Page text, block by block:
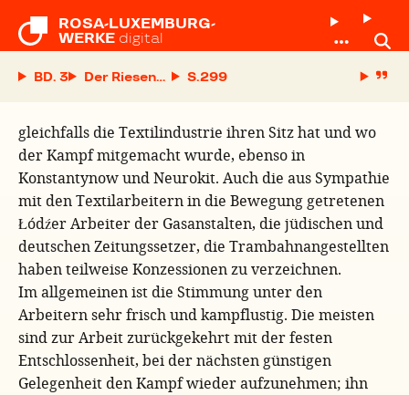
ROSA-LUXEMBURG-
WERKE digital
BD. 3 Der Riesenkampf in Łódź
S.
gleichfalls die Textilindustrie ihren Sitz hat und wo
der Kampf mitgemacht wurde, ebenso in
Konstantynow und Neurokit. Auch die aus Sympathie
mit den Textilarbeitern in die Bewegung getretenen
Łódźer Arbeiter der Gasanstalten, die jüdischen und
deutschen Zeitungssetzer, die Trambahnangestellten
haben teilweise Konzessionen zu verzeichnen.
Im allgemeinen ist die Stimmung unter den
Arbeitern sehr frisch und kampflustig. Die meisten
sind zur Arbeit zurückgekehrt mit der festen
Entschlossenheit, bei der nächsten günstigen
Gelegenheit den Kampf wieder aufzunehmen; ihn